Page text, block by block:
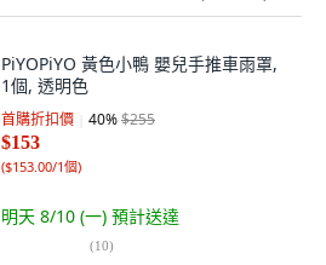
PiYOPiYO 黃色小鴨 嬰兒手推車雨罩,
1個, 透明色
首購折扣價 40%$255
$153
($153.00/1個)
明天 8/10 (一) 預計送達
(10)